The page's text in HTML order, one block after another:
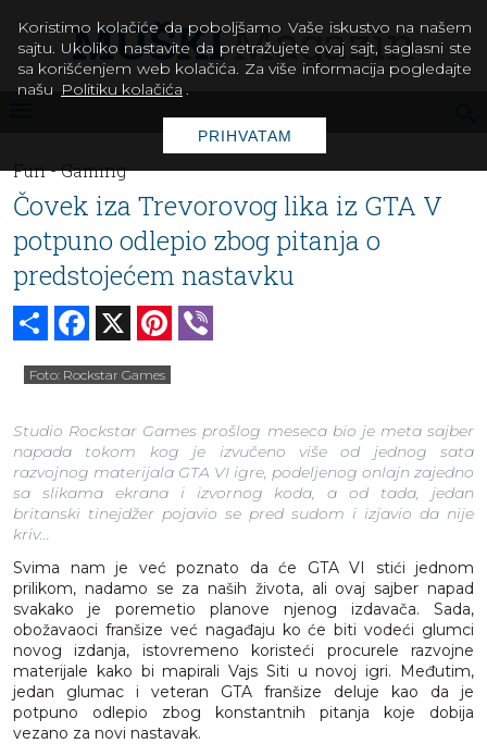
Fun -Gaming
Čovek iza Trevorovog lika iz GTA V
potpuno odlepio zbog pitanja o
predstojećem nastavku
Share Facebook Pinterest
Foto: Rockstar Games
Studio Rockstar Games prošlog meseca bio je meta sajber
napada tokom kog je izvučeno više od jednog sata
razvojnog materijala GTA VI igre, podeljenog onlajn zajedno
sa slikama ekrana i izvornog koda, a od tada, jedan
britanski tinejdžer pojavio se pred sudom i izjavio da nije
kriv...
Svima nam je već poznato da će GTA VI stići jednom
prilikom, nadamo se za naših života, ali ovaj sajber napad
svakako je poremetio planove njenog izdavača. Sada,
obožavaoci franšize već nagađaju ko će biti vodeći glumci
novog izdanja, istovremeno koristeći procurele razvojne
materijale kako bi mapirali Vajs Siti u novoj igri. Međutim,
jedan glumac i veteran GTA franšize deluje kao da je
potpuno odlepio zbog konstantnih pitanja koje dobija
vezano za novi nastavak.
Koristimo kolačiće da poboljšamo Vaše iskustvo na našem
sajtu. Ukoliko nastavite da pretražujete ovaj sajt, saglasni ste
sa korišćenjem web kolačića. Za više informacija pogledajte
našu Politiku kolačića .
PRIHVATAM